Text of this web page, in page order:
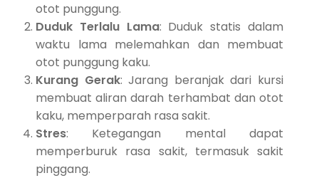
otot punggung.
Duduk Terlalu Lama: Duduk statis dalam
waktu lama melemahkan dan membuat
otot punggung kaku.
Kurang Gerak: Jarang beranjak dari kursi
membuat aliran darah terhambat dan otot
kaku, memperparah rasa sakit.
Stres: Ketegangan mental dapat
memperburuk rasa sakit, termasuk sakit
pinggang.